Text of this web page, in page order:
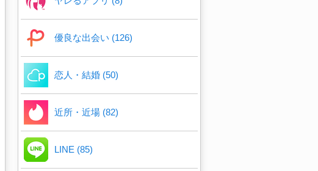
優良な出会い (126)
恋人・結婚 (50)
近所・近場 (82)
LINE (85)